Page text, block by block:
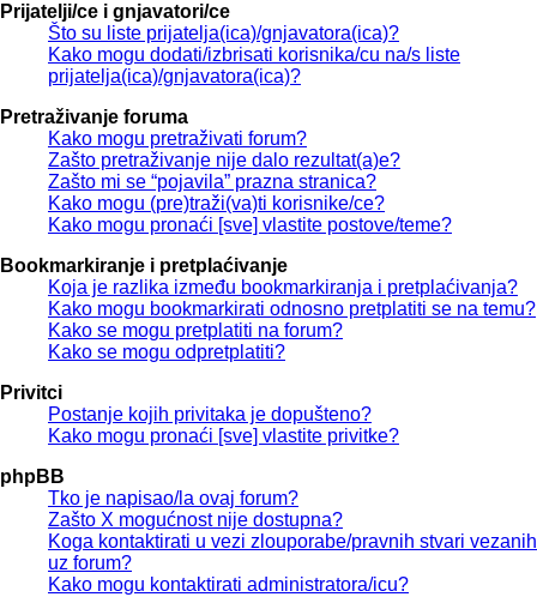
Prijatelji/ce i gnjavatori/ce
Što su liste prijatelja(ica)/gnjavatora(ica)?
Kako mogu dodati/izbrisati korisnika/cu na/s liste
prijatelja(ica)/gnjavatora(ica)?
Pretraživanje foruma
Kako mogu pretraživati forum?
Zašto pretraživanje nije dalo rezultat(a)e?
Zašto mi se “pojavila” prazna stranica?
Kako mogu (pre)traži(va)ti korisnike/ce?
Kako mogu pronaći [sve] vlastite postove/teme?
Bookmarkiranje i pretplaćivanje
Koja je razlika između bookmarkiranja i pretplaćivanja?
Kako mogu bookmarkirati odnosno pretplatiti se na temu?
Kako se mogu pretplatiti na forum?
Kako se mogu odpretplatiti?
Privitci
Postanje kojih privitaka je dopušteno?
Kako mogu pronaći [sve] vlastite privitke?
phpBB
Tko je napisao/la ovaj forum?
Zašto X mogućnost nije dostupna?
Koga kontaktirati u vezi zlouporabe/pravnih stvari vezanih
uz forum?
Kako mogu kontaktirati administratora/icu?